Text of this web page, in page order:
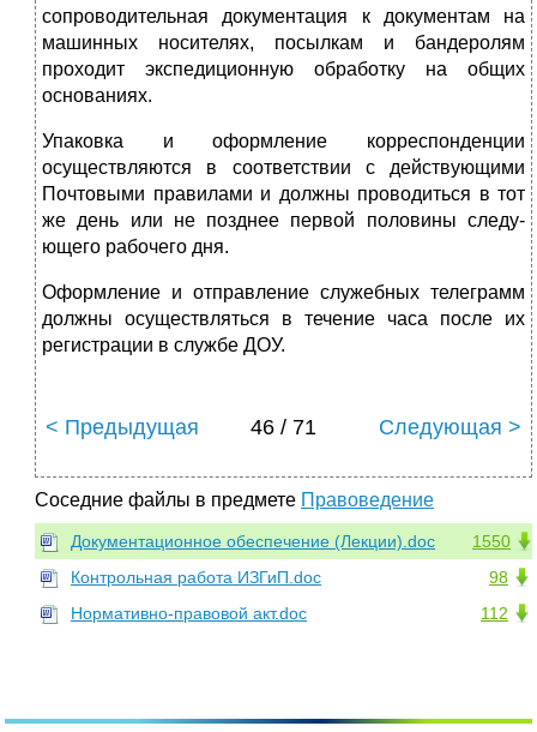
сопроводительная документация к документам на
машин­ных носителях, посылкам и бандеролям
проходит экспедиционную обработку на общих
основаниях.
Упаковка и оформление корреспонденции
осуществляются в соответствии с действующими
Почтовыми правилами и должны проводиться в тот
же день или не позднее первой половины следу­
ющего рабочего дня.
Оформление и отправление служебных телеграмм
должны осу­ществляться в течение часа после их
регистрации в службе ДОУ.
< Предыдущая 46 / 71 Следующая >
Соседние файлы в предмете Правоведение
1550
Документационное обеспечение (Лекции).doc
98
Контрольная работа ИЗГиП.doc
112
Нормативно-правовой акт.doc